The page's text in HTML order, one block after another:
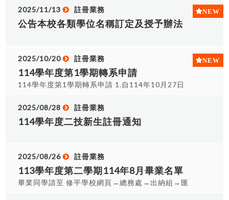
請按照科目分類，分別填寫不同表單(以利同時分送
權責單位審查)：A專業科目(含數理科目)、B通識類
科(國英文--等)、C軍訓、D體育、F操行等科目、G
表。3.依據原就讀學校成績單，在「原校已修科目
學分數」欄位，填寫原就讀學校已修習及格科目的
開課學期別／科目名稱／學分數／分數。4.依據課
學分數」欄位，填寫與原校已修及格相對應科目的
開課學期別／選別／科目名稱／學分數。 5.查詢課
程標準時，學生隸屬的年份可看學號數字部份的最
用的課程標準。6.學生將所填的所有分類抵免表、
原就讀學校歷年成績單(正本)，核章後，交給註冊承
辦人員，抵免之課程，請自行做加退選課程。 注意
1.確認原就讀學校成績及格的科目，始可填入抵免
系之學生名單：轉入114-2轉系名單 2.核准轉系同
學，請於115年2月10日(二)上午9~11:30、下午
1:30~4:00間至註冊課務組A0117， 辦理註冊、就
住宿者，請以新學號至「生輔組」換繳費單。 3.若
同學因違反學則規定經學期末成績結算判定勒令退
學，依退學處理，將另公告退學並寄發退學通知。
2025/11/13 註冊業務
公告本校各類學位名稱訂定及授予辦法
2025/10/20 註冊業務
114學年度第1學期轉系申請
114學年度第1學期轉系申請 1.自114年10月27日
期不候，請注意截止時間。 2.受理時間：114年10
月27日(一)起至下列辦公室領取或繳交轉系申請表
週一~週五每日上午9:00~12:00、下午
9:00~12:00、下午13:30~16:30課務辦公室
(A0119) 3.法規查詢：修平科技大學學生轉系科辦
法(註冊業務網頁-相關法規)，查詢法規必須登錄帳
號密碼（為登錄SIS使用的帳密）後始能查詢。 4.特
2025/08/28 註冊業務
114學年度二技新生註冊通知
2025/08/26 註冊業務
113學年度第二學期114年8月畢業名單
畢業同學請至 修平學校網頁→總務處→出納組→匯